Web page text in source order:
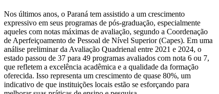
Nos últimos anos, o Paraná tem assistido a um crescimento
expressivo em seus programas de pós-graduação, especialmente
aqueles com notas máximas de avaliação, segundo a Coordenação
de Aperfeiçoamento de Pessoal de Nível Superior (Capes). Em uma
análise preliminar da Avaliação Quadrienal entre 2021 e 2024, o
estado passou de 37 para 49 programas avaliados com nota 6 ou 7,
que refletem a excelência acadêmica e a qualidade da formação
oferecida. Isso representa um crescimento de quase 80%, um
indicativo de que instituições locais estão se esforçando para